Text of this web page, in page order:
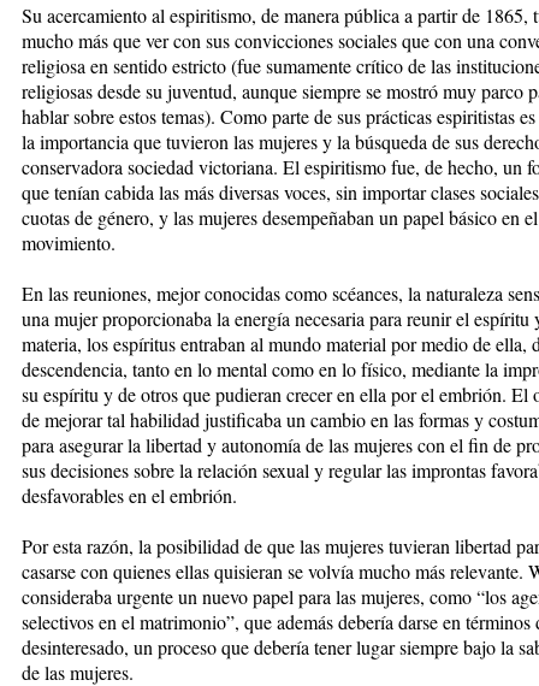
Su acercamiento al espiritismo, demanera pública a partir de 1865,
mucho más que ver con sus convicciones sociales que con una
religiosa en sentido estricto (fue sumamente crítico de las
religiosas desde su juventud, aunque siempre se mostró muy parco
hablar sobre estos temas). Como parte de sus prácticas espiritistas
la importancia que tuvieron las mujeres y la búsqueda de sus
conservadora sociedad victoriana. El espiritismo fue, de hecho, un
que tenían cabida las más diversas voces, sin importar clases
cuotas de género, y las mujeres desempeñaban un papel básico en el
movimiento.
En las reuniones, mejor conocidascomo scéances, la naturaleza
una mujer proporcionaba la energía necesaria para reunir el espíritu
materia, los espíritus entraban al mundo material por medio de ella,
descendencia, tanto en lo mental como en lo físico, mediante la
su espíritu y de otros que pudieran crecer en ella por el embrión. El
de mejorar tal habilidad justificaba un cambio en las formas y
para asegurar la libertad y autonomía de las mujeres con el fin de
sus decisiones sobre la relación sexual y regular las improntas
desfavorables en el embrión.
Por esta razón, la posibilidad de que las mujeres tuvieran libertad
casarse con quienes ellas quisieran se volvía mucho más relevante.
consideraba urgente un nuevo papel para las mujeres, como “los
selectivos en el matrimonio”, que además debería darse en términos
desinteresado, un proceso que debería tener lugar siempre bajo la
de las mujeres.